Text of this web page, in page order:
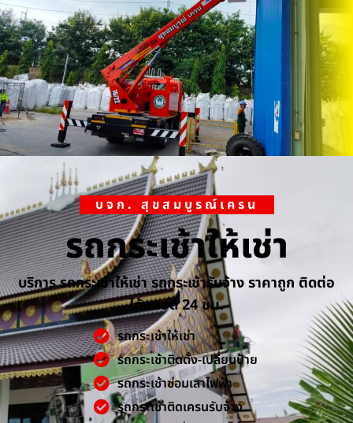
บจก. สุขสมบูรณ์เครน
รถกระเช้าให้เช่า
บริการ รถกระเช้าให้เช่า รถกระเช้ารับจ้าง ราคาถูก ติดต่อ
ได้ตลอด 24 ชม.
รถกระเช้าให้เช่า
รถกระเช้าติดตั้ง-เปลี่ยนป้าย
รถกระเช้าซ่อมเสาไฟฟ้า
รถกระเช้าติดเครนรับจ้าง